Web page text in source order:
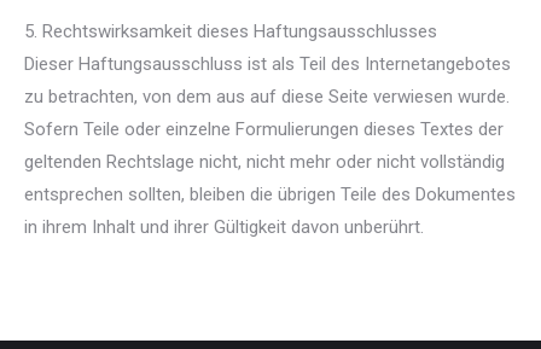
5. Rechtswirksamkeit dieses Haftungsausschlusses
Dieser Haftungsausschluss ist als Teil des Internetangebotes
zu betrachten, von dem aus auf diese Seite verwiesen wurde.
Sofern Teile oder einzelne Formulierungen dieses Textes der
geltenden Rechtslage nicht, nicht mehr oder nicht vollständig
entsprechen sollten, bleiben die übrigen Teile des Dokumentes
in ihrem Inhalt und ihrer Gültigkeit davon unberührt.